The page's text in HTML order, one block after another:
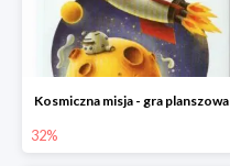
Kosmiczna misja - gra planszowa
32%